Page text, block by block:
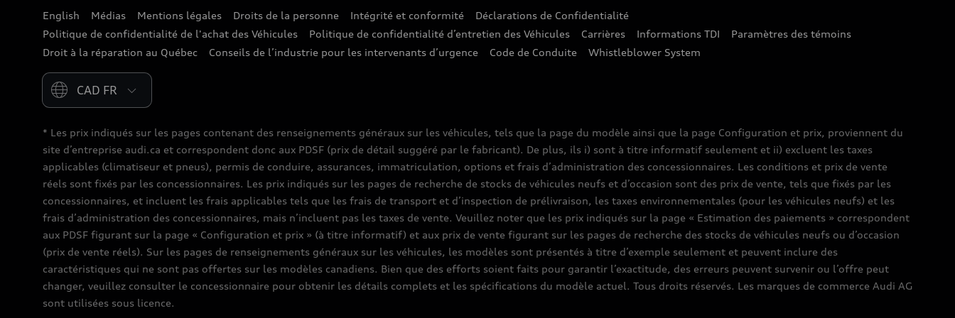
English Médias Mentions légales Droits de la personne Intégrité et conformité
Déclarations de Confidentialité
Politique de confidentialité de l'achat des Véhicules
Politique de confidentialité d’entretien des Véhicules Carrières Informations TDI
Paramètres des témoins
Droit à la réparation au Québec
Conseils de l’industrie pour les intervenants d’urgence Code de Conduite Whistleblower System
Please select country
* Les prix indiqués sur les pages contenant des renseignements généraux sur les véhicules, tels que la page du modèle ainsi que la page Configuration et prix, proviennent du
site d’entreprise audi.ca et correspondent donc aux PDSF (prix de détail suggéré par le fabricant). De plus, ils i) sont à titre informatif seulement et ii) excluent les taxes
applicables (climatiseur et pneus), permis de conduire, assurances, immatriculation, options et frais d’administration des concessionnaires. Les conditions et prix de vente
réels sont fixés par les concessionnaires. Les prix indiqués sur les pages de recherche de stocks de véhicules neufs et d’occasion sont des prix de vente, tels que fixés par les
concessionnaires, et incluent les frais applicables tels que les frais de transport et d’inspection de prélivraison, les taxes environnementales (pour les véhicules neufs) et les
frais d’administration des concessionnaires, mais n’incluent pas les taxes de vente. Veuillez noter que les prix indiqués sur la page « Estimation des paiements » correspondent
aux PDSF figurant sur la page « Configuration et prix » (à titre informatif) et aux prix de vente figurant sur les pages de recherche des stocks de véhicules neufs ou d’occasion
(prix de vente réels). Sur les pages de renseignements généraux sur les véhicules, les modèles sont présentés à titre d’exemple seulement et peuvent inclure des
caractéristiques qui ne sont pas offertes sur les modèles canadiens. Bien que des efforts soient faits pour garantir l’exactitude, des erreurs peuvent survenir ou l’offre peut
changer, veuillez consulter le concessionnaire pour obtenir les détails complets et les spécifications du modèle actuel. Tous droits réservés. Les marques de commerce Audi AG
sont utilisées sous licence.